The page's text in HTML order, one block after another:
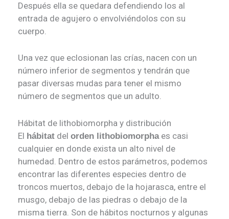
Después ella se quedara defendiendo los al
entrada de agujero o envolviéndolos con su
cuerpo.
Una vez que eclosionan las crías, nacen con un
número inferior de segmentos y tendrán que
pasar diversas mudas para tener el mismo
número de segmentos que un adulto.
Hábitat de lithobiomorpha y distribución
El hábitat del orden lithobiomorphaes casi
cualquier en donde exista un alto nivel de
humedad. Dentro de estos parámetros, podemos
encontrar las diferentes especies dentro de
troncos muertos, debajo de la hojarasca, entre el
musgo, debajo de las piedras o debajo de la
misma tierra. Son de hábitos nocturnos y algunas